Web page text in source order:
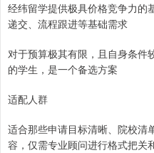
经纬留学提供极具价格竞争力的
递交、流程跟进等基础需求
对于预算极其有限，且自身条件
的学生，是一个备选方案
适配人群
适合那些申请目标清晰、院校清
容，仅需专业顾问进行格式把关